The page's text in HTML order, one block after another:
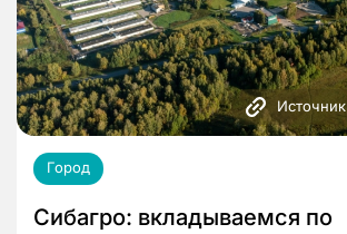
Город
Сибагро: вкладываемся по